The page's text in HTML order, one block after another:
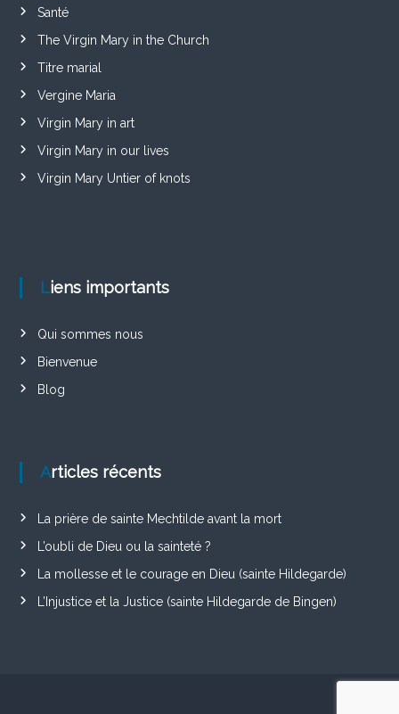
Santé
The Virgin Mary in the Church
Titre marial
Vergine Maria
Virgin Mary in art
Virgin Mary in our lives
Virgin Mary Untier of knots
Liens importants
Qui sommes nous
Bienvenue
Blog
Articles récents
La prière de sainte Mechtilde avant la mort
L’oubli de Dieu ou la sainteté ?
La mollesse et le courage en Dieu (sainte Hildegarde)
L’Injustice et la Justice (sainte Hildegarde de Bingen)